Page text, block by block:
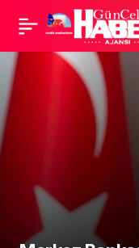
BAŞKAN ADAY
TÜZÜN: HEDEFİMİZ
DAHA GÜÇLÜ